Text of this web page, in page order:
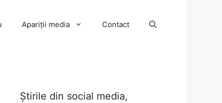
Apariții media Contact
Știrile din social media,